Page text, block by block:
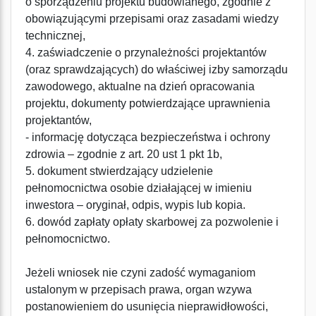
obowiązującymi przepisami oraz zasadami wiedzy
technicznej,
4. zaświadczenie o przynależności projektantów
(oraz sprawdzających) do właściwej izby samorządu
zawodowego, aktualne na dzień opracowania
projektu, dokumenty potwierdzające uprawnienia
projektantów,
- informację dotycząca bezpieczeństwa i ochrony
zdrowia – zgodnie z art. 20 ust 1 pkt 1b,
5. dokument stwierdzający udzielenie
pełnomocnictwa osobie działającej w imieniu
inwestora – oryginał, odpis, wypis lub kopia.
6. dowód zapłaty opłaty skarbowej za pozwolenie i
pełnomocnictwo.
Jeżeli wniosek nie czyni zadość wymaganiom
ustalonym w przepisach prawa, organ wzywa
postanowieniem do usunięcia nieprawidłowości,